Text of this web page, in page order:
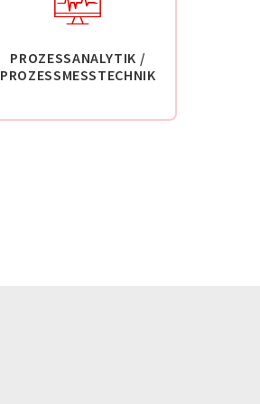
PROZESSANALYTIK /
PROZESSMESSTECHNIK